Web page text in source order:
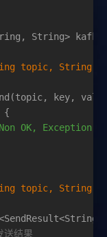
String>
topic, String
key,
{
OK, Exception:
topic, String
结果